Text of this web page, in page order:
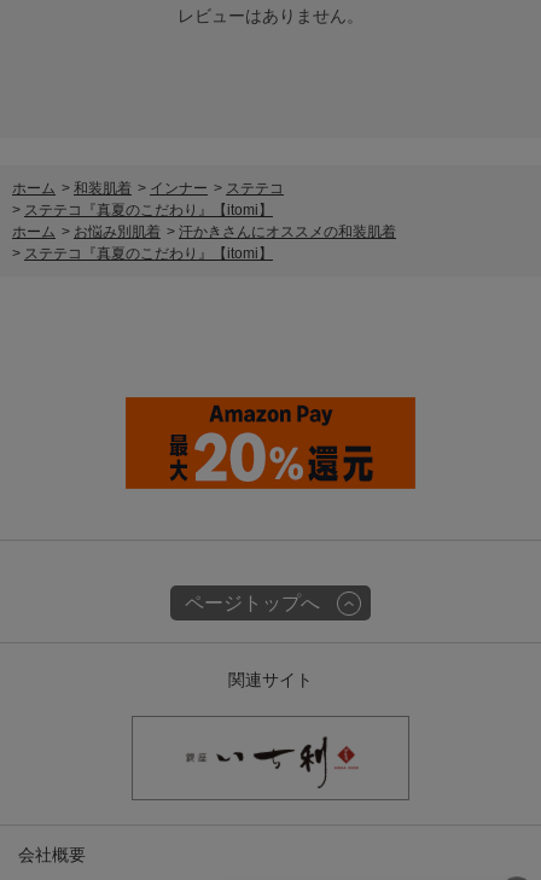
レビューはありません。
ホーム > 和装肌着 > インナー > ステテコ
> ステテコ『真夏のこだわり』【itomi】
ホーム > お悩み別肌着 > 汗かきさんにオススメの和装肌着
> ステテコ『真夏のこだわり』【itomi】
ページトップへ
関連サイト
会社概要